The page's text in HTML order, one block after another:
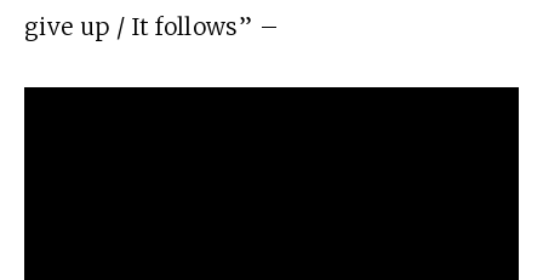
give up / It follows” –